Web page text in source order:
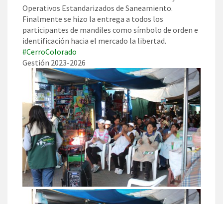
Operativos Estandarizados de Saneamiento.
Finalmente se hizo la entrega a todos los
participantes de mandiles como símbolo de orden e
identificación hacia el mercado la libertad.
#CerroColorado
Gestión 2023-2026